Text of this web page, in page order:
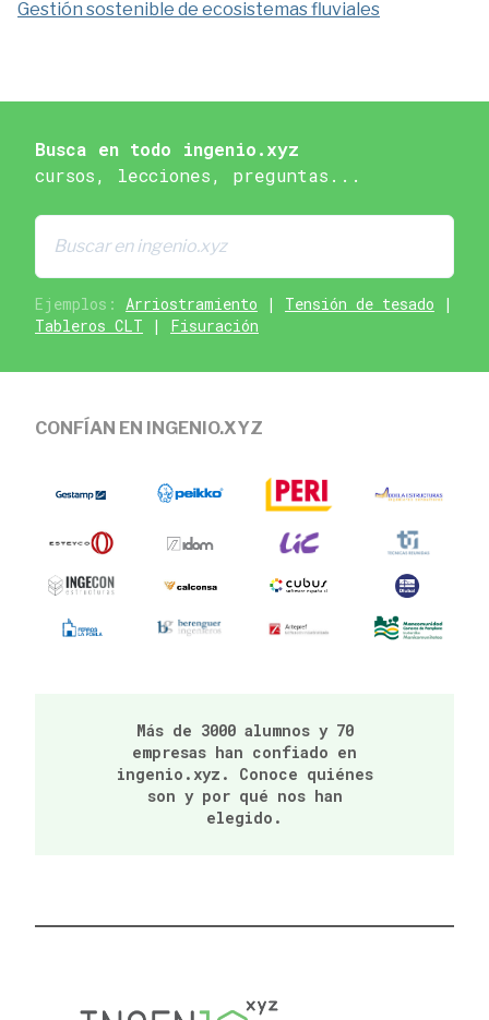
Gestión sostenible de ecosistemas fluviales
Busca en todo ingenio.xyz
cursos, lecciones, preguntas...
Ejemplos: Arriostramiento | Tensión de tesado |
Tableros CLT | Fisuración
CONFÍAN EN INGENIO.XYZ
Más de 3000 alumnos y 70
empresas han confiado en
ingenio.xyz. Conoce quiénes
son y por qué nos han
elegido.